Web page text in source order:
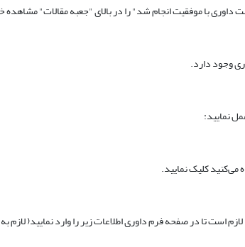
با موفقیت انجام شد" را در بالای "جعبه مقالات" مشاهده
وجود دارد.
نمایید:
می‌کنید کلیک نمایید.
است تا در صفحه فرم داوری اطلاعات زیر را وارد نمایید(